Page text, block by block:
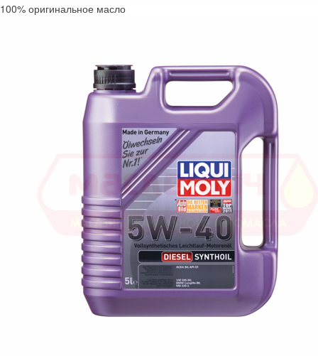
100% оригинальное масло